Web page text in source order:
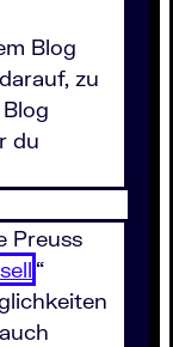
Blog
zu
du
Preuss
“